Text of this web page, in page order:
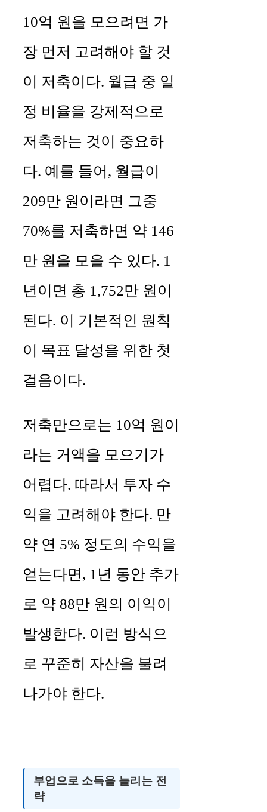
10억 원을 모으려면 가
장 먼저 고려해야 할 것
이 저축이다. 월급 중 일
정 비율을 강제적으로
저축하는 것이 중요하
다. 예를 들어, 월급이
209만 원이라면 그중
70%를 저축하면 약 146
만 원을 모을 수 있다. 1
년이면 총 1,752만 원이
된다. 이 기본적인 원칙
이 목표 달성을 위한 첫
걸음이다.
저축만으로는 10억 원이
라는 거액을 모으기가
어렵다. 따라서 투자 수
익을 고려해야 한다. 만
약 연 5% 정도의 수익을
얻는다면, 1년 동안 추가
로 약 88만 원의 이익이
발생한다. 이런 방식으
로 꾸준히 자산을 불려
나가야 한다.
부업으로 소득을 늘리는 전
략